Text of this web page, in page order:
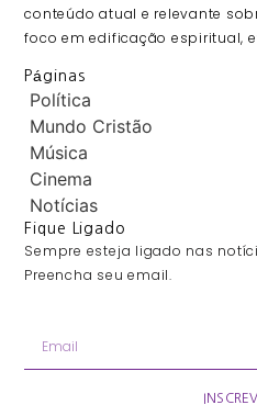
conteúdo atual e relevante
foco em edificação espiritual,
Páginas
Política
Mundo Cristão
Música
Cinema
Notícias
Fique Ligado
Sempre esteja ligado nas
Preencha seu email.